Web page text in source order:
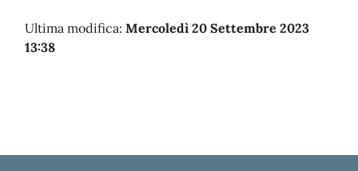
Ultima modifica: Mercoledì 20 Settembre 2023
13:38